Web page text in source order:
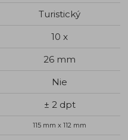
Turistický
10 x
26 mm
Nie
± 2 dpt
115 mm x 112 mm